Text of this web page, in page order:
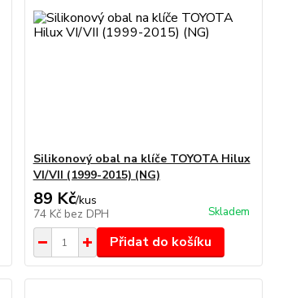
Silikonový obal na klíče TOYOTA Hilux
VI/VII (1999-2015) (NG)
89 Kč/kus
74 Kč bez DPH Skladem
Přidat do košíku